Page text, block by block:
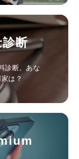
断
診断。あな
は？